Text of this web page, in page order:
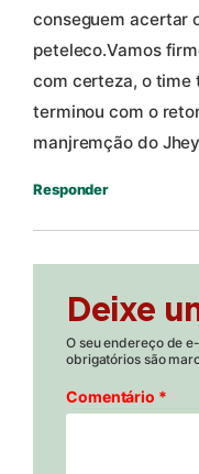
conseguem acertar
peteleco.Vamos
com certeza, o time
terminou com o
manjremção do
Responder
Deixe
O seu endereço de
obrigatórios são
Comentário *